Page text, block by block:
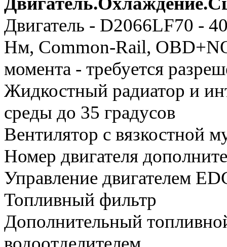
Двигатель - D2066LF70 -
Нм, Common-Rail,
момента - требуется
Жидкостный радиатор и
среды до 35 градусов
Вентилятор с вязкостной
Номер двигателя
Управление двигателем
Топливный фильтр
Дополнительный